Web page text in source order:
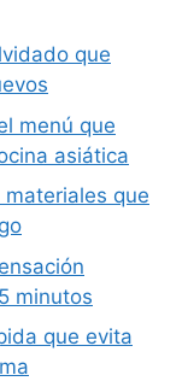
que
menú que
asiática
que
minutos
que evita